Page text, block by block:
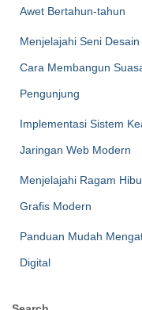
Awet Bertahun-tahun
Menjelajahi Seni
Cara Membangun
Pengunjung
Implementasi Sistem
Jaringan Web Modern
Menjelajahi Ragam
Grafis Modern
Panduan Mudah
Digital